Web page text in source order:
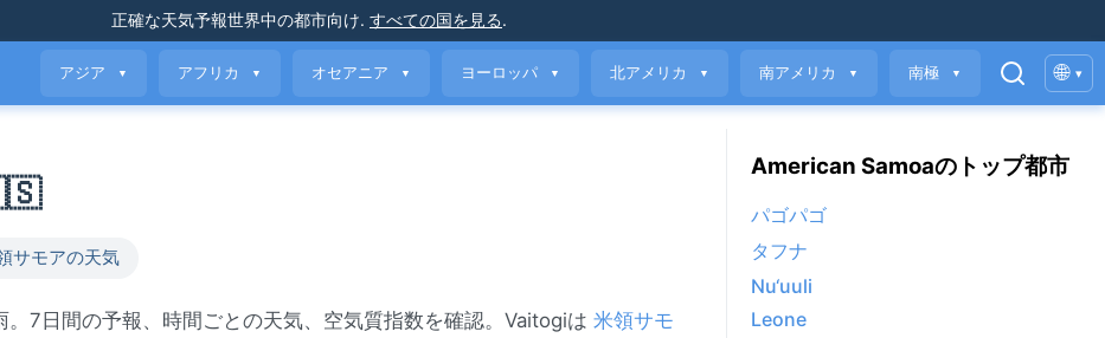
正確な天気予報世界中の都市向け. すべての国を見る.
アジア ▼ アフリカ ▼ オセアニア ▼ ヨーロッパ ▼ 北アメリカ ▼ 南アメリカ ▼ 南極 ▼ 🌐 ▾
サモアの天気
7日間の予報、時間ごとの天気、空気質指数を確認。Vaitogiは 米領サモ
American Samoaのトップ都市
パゴパゴ
タフナ
Nu‘uuli
Leone